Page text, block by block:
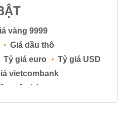
vàng 9999
Giá dầu thô
Tỷ giá euro
Tỷ giá USD
vietcombank
ngân hàng
suất tiền gửi